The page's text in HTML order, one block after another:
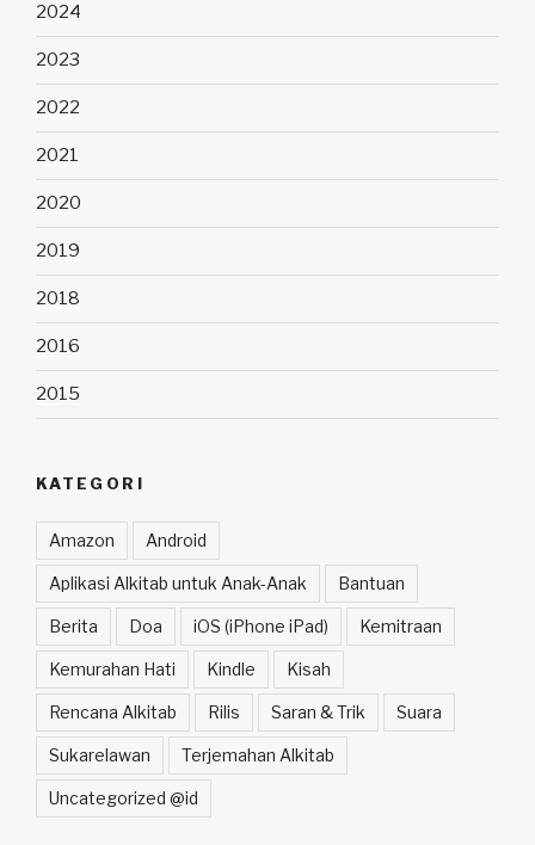
2024
2023
2022
2021
2020
2019
2018
2016
2015
KATEGORI
Amazon Android
Aplikasi Alkitab untuk Anak-Anak Bantuan
Berita Doa iOS (iPhone iPad) Kemitraan
Kemurahan Hati Kindle Kisah
Rencana Alkitab Rilis Saran & Trik Suara
Sukarelawan Terjemahan Alkitab
Uncategorized @id